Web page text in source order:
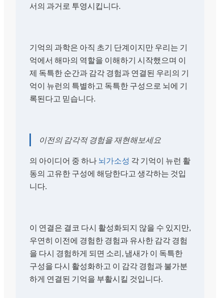
서의 과거로 투영시킵니다.
기억의 과학은 아직 초기 단계이지만 우리는 기
억에서 해마의 역할을 이해하기 시작했으며 이
제 독특한 순간과 감각 경험과 연결된 우리의 기
억이 뉴런의 특별하고 독특한 구성으로 뇌에 기
록된다고 믿습니다.
이전의 감각적 경험을 재현해보세요
의 아이디어 중 하나 뇌가소성 각 기억이 뉴런 활
동의 고유한 구성에 해당한다고 생각하는 것입
니다.
이 연결은 결코 다시 활성화되지 않을 수 있지만,
우연히 이전에 경험한 경험과 유사한 감각 경험
을 다시 경험하게 되면 소리, 냄새가 이 독특한
구성을 다시 활성화하고 이 감각 경험과 불가분
하게 연결된 기억을 부활시킬 것입니다.